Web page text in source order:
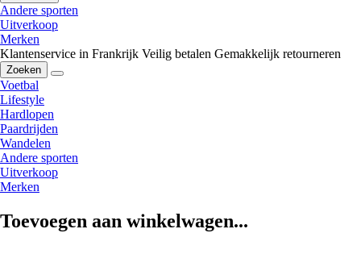
Andere sporten
Uitverkoop
Merken
Klantenservice in Frankrijk Veilig betalen Gemakkelijk retourneren
Zoeken
Voetbal
Lifestyle
Hardlopen
Paardrijden
Wandelen
Andere sporten
Uitverkoop
Merken
Toevoegen aan winkelwagen...